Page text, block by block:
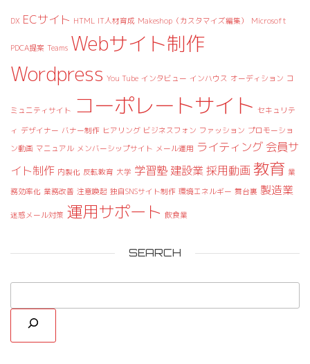
DX ECサイト HTML IT人材育成 Makeshop（カスタマイズ編集） Microsoft
PDCA提案 Teams Webサイト制作
Wordpress You Tube インタビュー インハウス オーディション コ
ミュニティサイト コーポレートサイト セキュリテ
ィ デザイナー バナー制作 ヒアリング ビジネスフォン ファッション プロモーショ
ン動画 マニュアル メンバーシップサイト メール運用 ライティング 会員サ
イト制作 内製化 反転教育 大学 学習塾 建設業 採用動画 教育 業
務効率化 業務改善 注意喚起 独自SNSサイト制作 環境エネルギー 舞台裏 製造業
迷惑メール対策 運用サポート 飲食業
SEARCH